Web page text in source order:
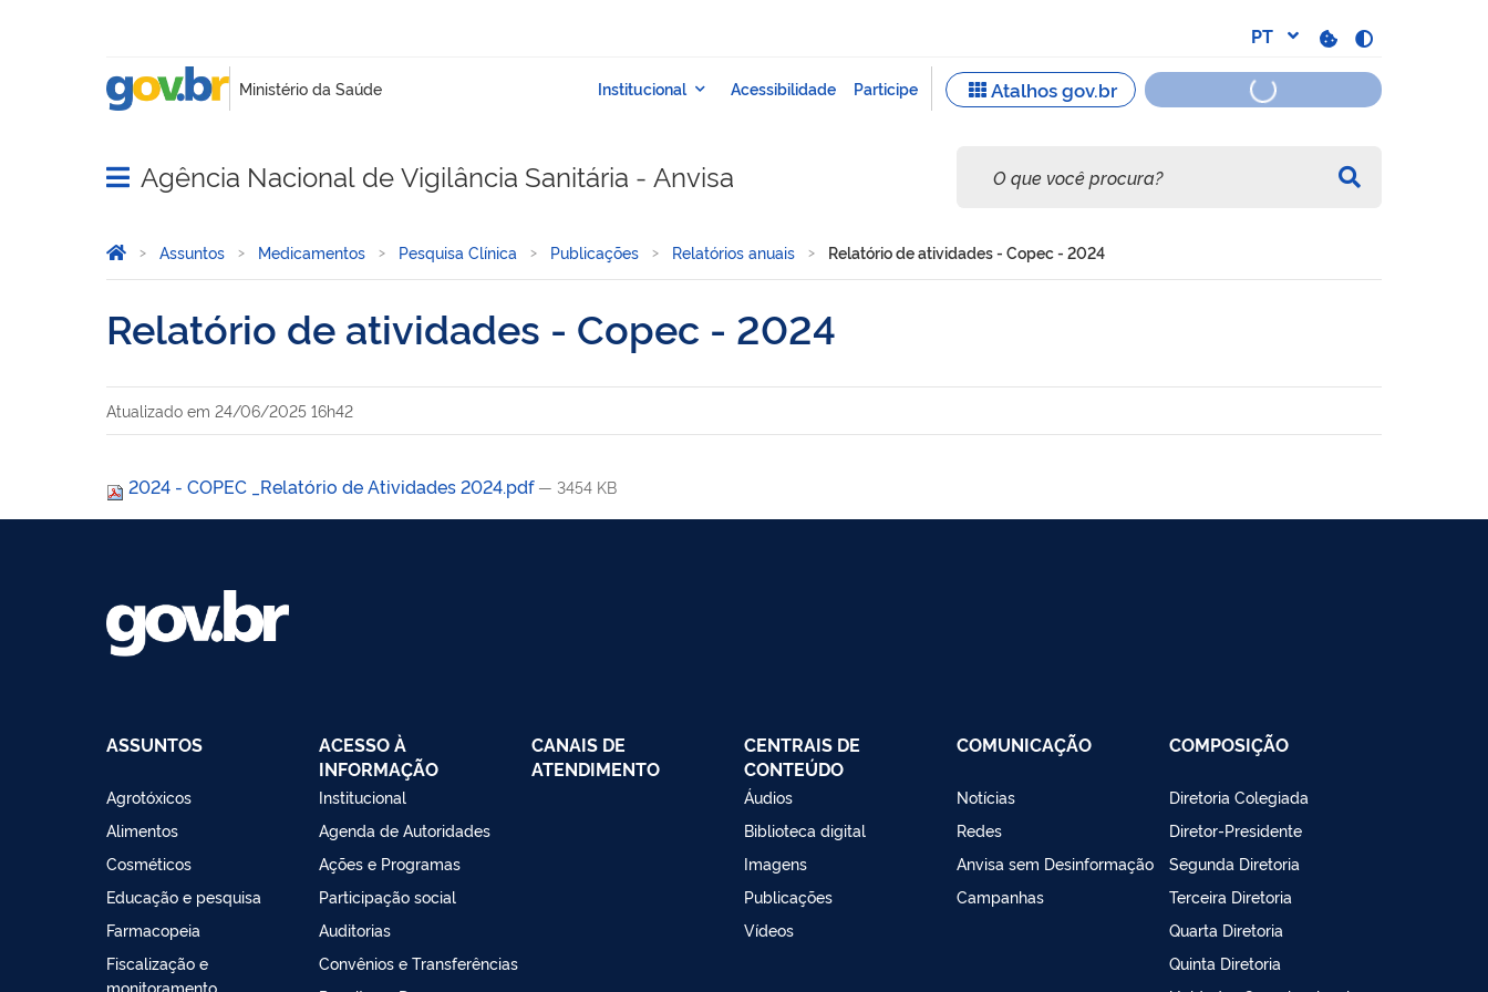
Abrir menu principal de navegação
Agência Nacional de Vigilância Sanitária - Anvisa
Você está aqui:
Página Inicial
Assuntos Medicamentos Pesquisa Clínica Publicações Relatórios anuais Relatório de atividades - Copec - 2024
Relatório de atividades - Copec - 2024
Atualizado em 24/06/2025 16h42
2024 - COPEC _Relatório de Atividades 2024.pdf — 3454 KB
ASSUNTOS
Agrotóxicos
Alimentos
Cosméticos
Educação e pesquisa
Farmacopeia
Fiscalização e
monitoramento
ACESSO À
INFORMAÇÃO
Institucional
Agenda de Autoridades
Ações e Programas
Participação social
Auditorias
Convênios e Transferências
CANAIS DE
ATENDIMENTO
CENTRAIS DE
CONTEÚDO
Áudios
Biblioteca digital
Imagens
Publicações
Vídeos
COMUNICAÇÃO
Notícias
Redes
Anvisa sem Desinformação
Campanhas
COMPOSIÇÃO
Diretoria Colegiada
Diretor-Presidente
Segunda Diretoria
Terceira Diretoria
Quarta Diretoria
Quinta Diretoria